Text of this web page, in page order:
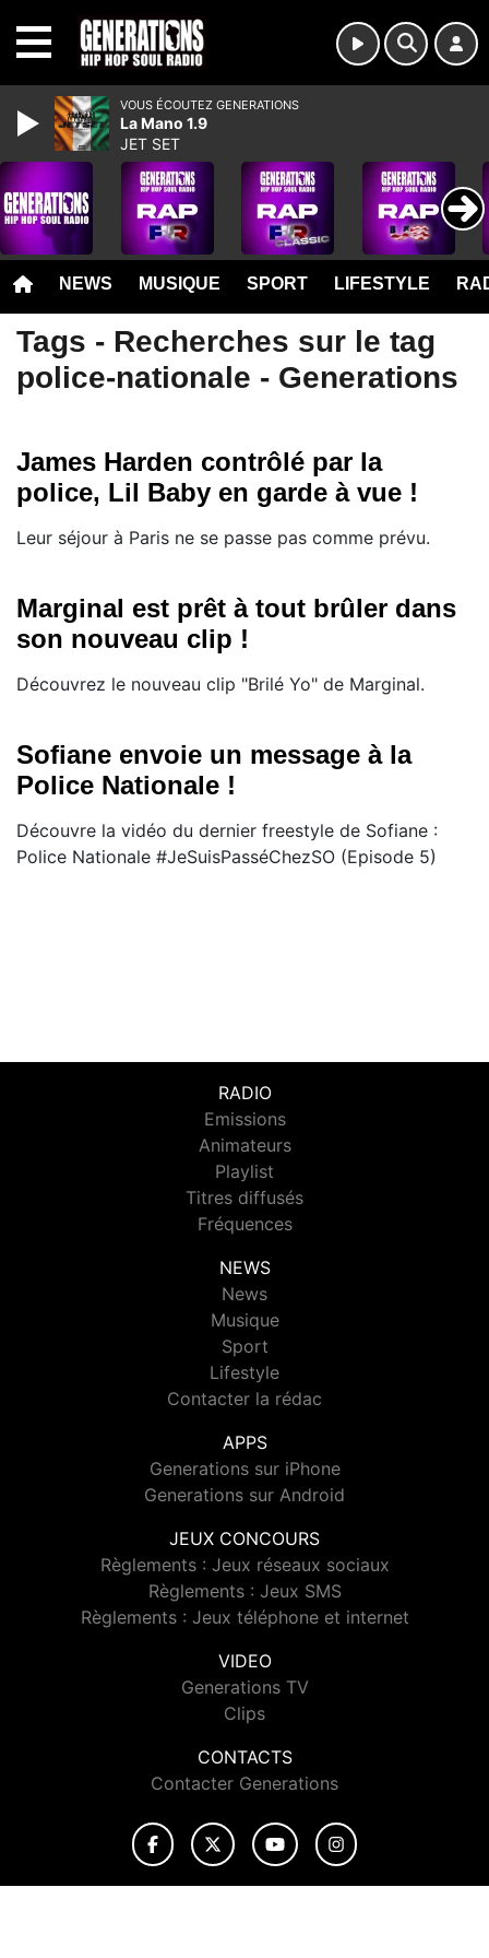
NEWS MUSIQUE SPORT LIFESTYLE
Tags - Recherches sur le tag
police-nationale - Generations
James Harden contrôlé par la
police, Lil Baby en garde à vue !
Leur séjour à Paris ne se passe pas comme prévu.
Marginal est prêt à tout brûler dans
son nouveau clip !
Découvrez le nouveau clip "Brilé Yo" de Marginal.
Sofiane envoie un message à la
Police Nationale !
Découvre la vidéo du dernier freestyle de Sofiane :
Police Nationale #JeSuisPasséChezSO (Episode 5)
RADIO
Emissions
Animateurs
Playlist
Titres diffusés
Fréquences
NEWS
News
Musique
Sport
Lifestyle
Contacter la rédac
APPS
Generations sur iPhone
Generations sur Android
JEUX CONCOURS
Règlements : Jeux réseaux sociaux
Règlements : Jeux SMS
Règlements : Jeux téléphone et internet
VIDEO
Generations TV
Clips
CONTACTS
Contacter Generations
VOUS ÉCOUTEZ GENERATIONS
La Mano 1.9
JET SET